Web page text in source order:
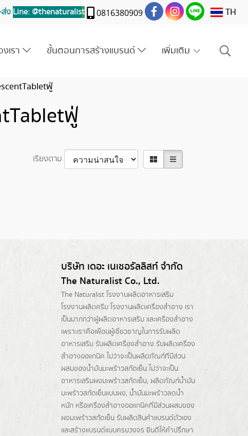
ง Line: @thenaturalist 0816380909 TH
งเรา ขั้นตอนการสร้างแบรนด์ เพิ่มเติม
ฟู่
ฟู่
เรียงตาม
บริษัท เดอะ เนเชอรัลลิสท์ จำกัด
The Naturalist Co., Ltd.
The Naturalist โรงงานผลิตอาหารเสริม
โรงงานผลิตครีมโรงงานผลิตเครื่องสำอาง เรา
เป็นมากกว่าผู้ผลิตอาหารเสริมและเครื่องสำอาง
เพราะเราคือเพื่อนผู้เชี่ยวชาญในการรับผลิต
อาหารเสริม รับผลิตเครื่องสำอาง รับผลิตเครื่อง
สำอางออแกนิค ไม่ว่าจะเป็นผลิตภัณฑ์ที่มีส่วน
ผสมของน้ำมันมะพร้าวสกัดเย็น ไม่ว่าจะเป็น
อาหารเสริมผงมะพร้าวสกัดเย็น, ผลิตภัณฑ์น้ำมัน
มะพร้าวสกัดเย็นแบบผง, น้ำมันมะพร้าวลดน้ำ
หนักหรือเครื่องสำอางออแกนิคที่มีส่วนผสมของ
ผงมะพร้าวสกัดเย็น รับผลิตสินค้าแบรนด์ตัวเอง
และสร้างแบรนด์แบบครบวงจร ยินดีให้คำปรึกษา